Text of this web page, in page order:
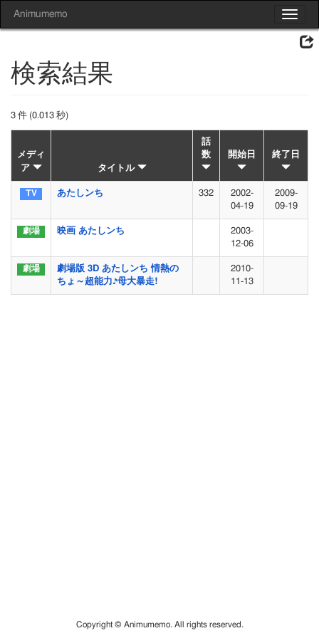
Toggle
Animumemo
検索結果
3 件 (0.013 秒)
メディ
ア
タイトル
話
数
開始日 終了日
あたしンち 332
2002-
04-19
2009-
09-19
映画 あたしンち
2003-
12-06
劇場版 3D あたしンち 情熱の
ちょ～超能力♪母大暴走!
2010-
11-13
Copyright © Animumemo. All rights reserved.